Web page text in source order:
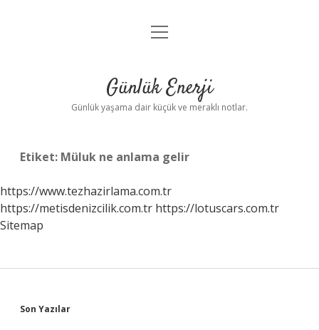
Anasayfa
Yasal Uyarı
menüyü
Günlük Enerji
Günlük yaşama dair küçük ve meraklı notlar.
Etiket: Müluk ne anlama gelir
https://www.tezhazirlama.com.tr
https://metisdenizcilik.com.tr https://lotuscars.com.tr
Sitemap
Sidebar
Son Yazılar